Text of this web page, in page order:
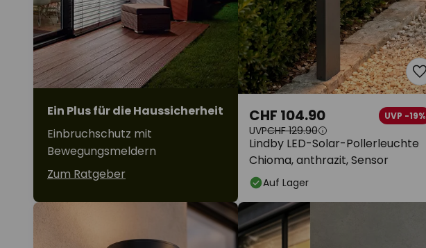
Ein Plus für die Haussicherheit
Einbruchschutz mit
Bewegungsmeldern
Zum Ratgeber
Lindby LED-Solar-Pollerleuchte
Chioma, anthrazit, Sensor
CHF 104.90 UVP -19%
UVPCHF 129.90
Auf Lager